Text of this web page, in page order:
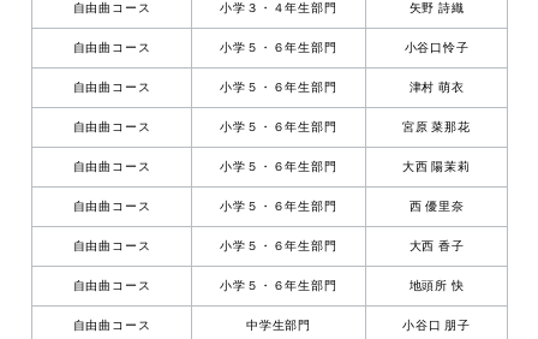
自由曲コース 小学３・４年生部門 矢野 詩織
自由曲コース 小学５・６年生部門 小谷口怜子
自由曲コース 小学５・６年生部門 津村 萌衣
自由曲コース 小学５・６年生部門 宮原 菜那花
自由曲コース 小学５・６年生部門 大西 陽茉莉
自由曲コース 小学５・６年生部門 西 優里奈
自由曲コース 小学５・６年生部門 大西 香子
自由曲コース 小学５・６年生部門 地頭所 快
自由曲コース 中学生部門 小谷口 朋子